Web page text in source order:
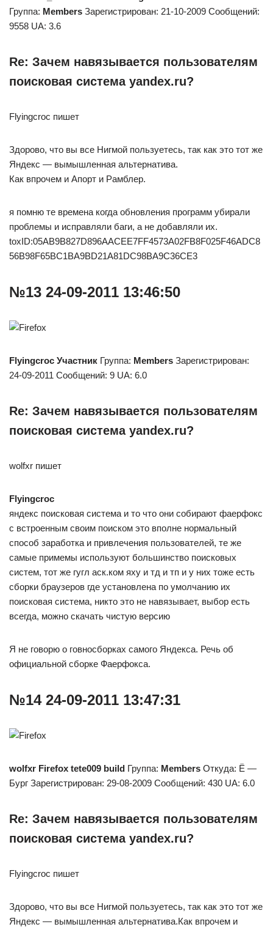
Группа: Members Зарегистрирован: 21-10-2009 Сообщений:
9558 UA: 3.6
Re: Зачем навязывается пользователям
поисковая система yandex.ru?
Flyingcroc пишет
Здорово, что вы все Нигмой пользуетесь, так как это тот же
Яндекс — вымышленная альтернатива.
Как впрочем и Апорт и Рамблер.
я помню те времена когда обновления программ убирали
проблемы и исправляли баги, а не добавляли их.
toxID:05AB9B827D896AACEE7FF4573A02FB8F025F46ADC8
56B98F65BC1BA9BD21A81DC98BA9C36CE3
№13 24-09-2011 13:46:50
Flyingcroc Участник Группа: Members Зарегистрирован:
24-09-2011 Сообщений: 9 UA: 6.0
Re: Зачем навязывается пользователям
поисковая система yandex.ru?
wolfxr пишет
Flyingcroc
яндекс поисковая система и то что они собирают фаерфокс
с встроенным своим поиском это вполне нормальный
способ заработка и привлечения пользователей, те же
самые примемы используют большинство поисковых
систем, тот же гугл аск.ком яху и тд и тп и у них тоже есть
сборки браузеров где установлена по умолчанию их
поисковая система, никто это не навязывает, выбор есть
всегда, можно скачать чистую версию
Я не говорю о говносборках самого Яндекса. Речь об
официальной сборке Фаерфокса.
№14 24-09-2011 13:47:31
wolfxr Firefox tete009 build Группа: Members Откуда: Ё —
Бург Зарегистрирован: 29-08-2009 Сообщений: 430 UA: 6.0
Re: Зачем навязывается пользователям
поисковая система yandex.ru?
Flyingcroc пишет
Здорово, что вы все Нигмой пользуетесь, так как это тот же
Яндекс — вымышленная альтернатива.Как впрочем и